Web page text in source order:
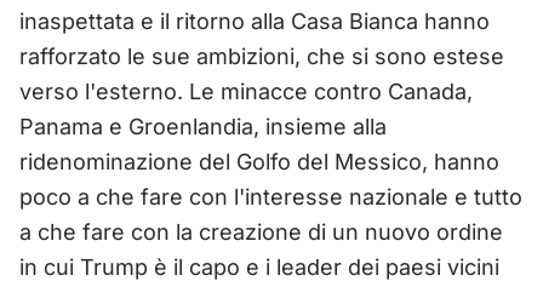
inaspettata e il ritorno alla Casa Bianca hanno
rafforzato le sue ambizioni, che si sono estese
verso l'esterno. Le minacce contro Canada,
Panama e Groenlandia, insieme alla
ridenominazione del Golfo del Messico, hanno
poco a che fare con l'interesse nazionale e tutto
a che fare con la creazione di un nuovo ordine
in cui Trump è il capo e i leader dei paesi vicini